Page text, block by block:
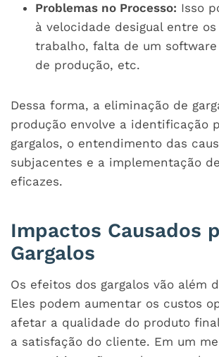
Problemas no Processo: Isso
à velocidade desigual entre
trabalho, falta de um
de produção, etc.
Dessa forma, a eliminação de
produção envolve a identificação
gargalos, o entendimento das
subjacentes e a implementação
eficazes.
Impactos Causados
Gargalos
Os efeitos dos gargalos vão além
Eles podem aumentar os custos
afetar a qualidade do produto
a satisfação do cliente. Em um